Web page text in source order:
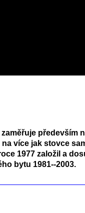
především
více jak stovce
1977 založil a
bytu 1981--2003.